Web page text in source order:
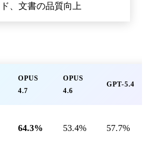
ド、文書の品質向上
OPUS
4.7
OPUS
4.6
GPT-5.4
64.3% 53.4% 57.7%